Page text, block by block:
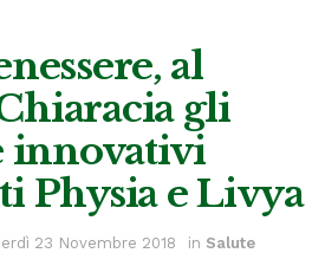
al
gli
innovativi
Physia e Livya
23 Novembre 2018 in Salute